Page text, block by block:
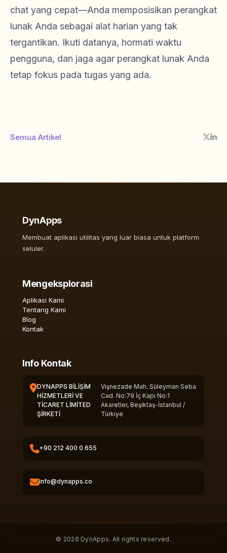
chat yang cepat—Anda memposisikan perangkat
lunak Anda sebagai alat harian yang tak
tergantikan. Ikuti datanya, hormati waktu
pengguna, dan jaga agar perangkat lunak Anda
tetap fokus pada tugas yang ada.
Semua Artikel
DynApps
Membuat aplikasi utilitas yang luar biasa untuk platform
seluler.
Mengeksplorasi
Aplikasi Kami
Tentang Kami
Blog
Kontak
Info Kontak
DYNAPPS BİLİŞİM
HİZMETLERİ VE
TİCARET LİMİTED
ŞİRKETİ
Vişnezade Mah. Süleyman Seba
Cad. No:79 İç Kapı No:1
Akaretler, Beşiktaş-İstanbul /
Türkiye
+90 212 400 0 655
info@dynapps.co
© 2026 DynApps. All rights reserved.